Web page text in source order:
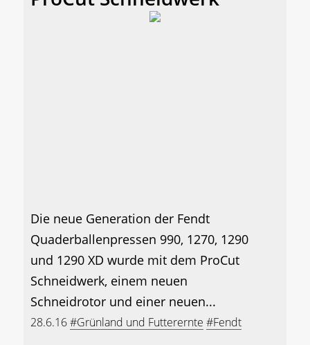
Die neue Generation der Fendt
Quaderballenpressen 990, 1270, 1290
und 1290 XD wurde mit dem ProCut
Schneidwerk, einem neuen
Schneidrotor und einer neuen...
28.6.16#Grünland und Futterernte #Fendt